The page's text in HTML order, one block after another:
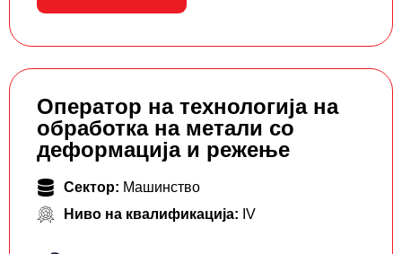
Оператор на технологија на
обработка на метали со
деформација и режење
Сектор: Машинство
Ниво на квалификација: IV